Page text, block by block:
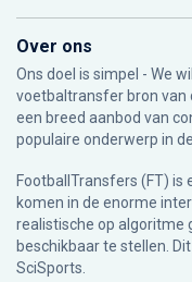
Over ons
Ons doel is simpel - We
voetbaltransfer bron van
een breed aanbod van
populaire onderwerp in
FootballTransfers (FT)
komen in de enorme
realistische op algoritme
beschikbaar te stellen.
SciSports